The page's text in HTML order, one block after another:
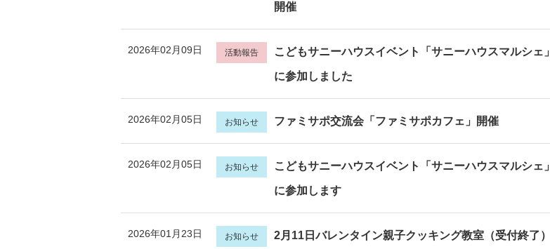
開催
2026年02月09日 活動報告 こどもサニーハウスイベント「サニーハウスマルシェ」
に参加しました
2026年02月05日 お知らせ ファミサポ交流会「ファミサポカフェ」開催
2026年02月05日 お知らせ こどもサニーハウスイベント「サニーハウスマルシェ」
に参加します
2026年01月23日 お知らせ 2月11日バレンタイン親子クッキング教室（受付終了）